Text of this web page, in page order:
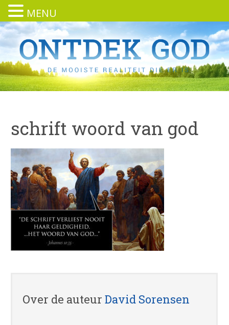
schrift woord van god
Over de auteurDavid Sorensen
MENU